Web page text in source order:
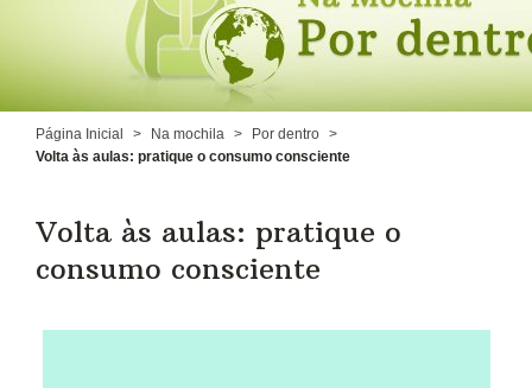
Página Inicial > Na mochila > Por dentro >
Volta às aulas: pratique o consumo consciente
Volta às aulas: pratique o
consumo consciente